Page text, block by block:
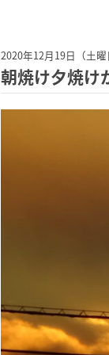
2020年12月19日（土曜
朝焼け夕焼